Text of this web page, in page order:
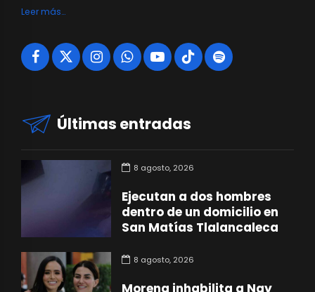
Leer más…
Últimas entradas
8 agosto, 2026
Ejecutan a dos hombres
dentro de un domicilio en
San Matías Tlalancaleca
8 agosto, 2026